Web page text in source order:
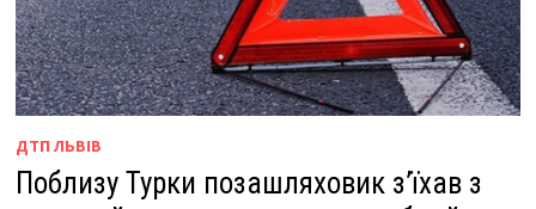
ДТП ЛЬВІВ
Поблизу Турки позашляховик з’їхав з